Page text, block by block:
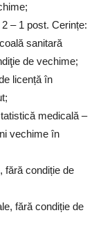
– 1 post. Cerințe:
sanitară
de vechime;
licență în
medicală –
vechime în
fără condiție de
fără condiție de